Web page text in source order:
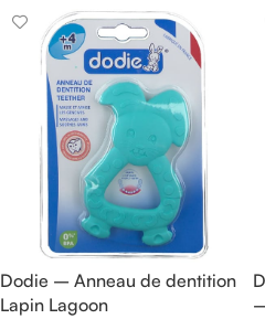
Dodie – Anneau de dentition
Lapin Lagoon